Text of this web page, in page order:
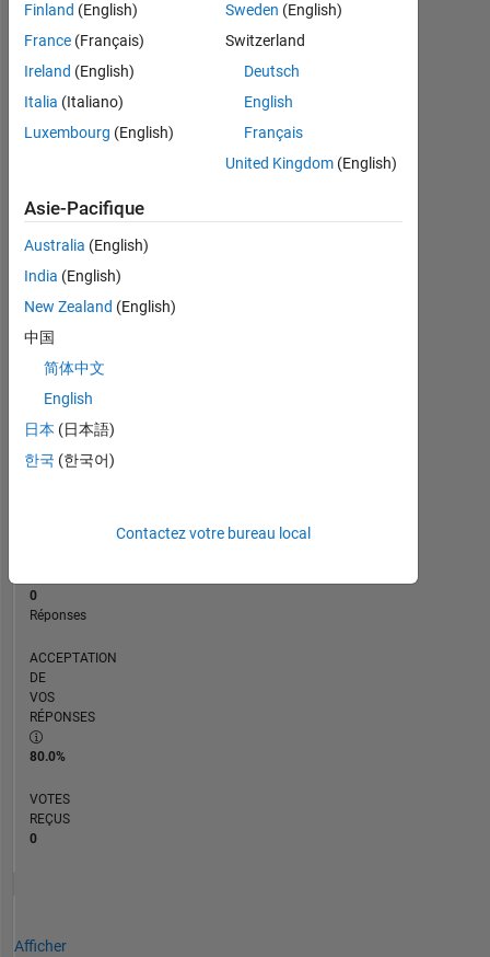
CONTRIBUTIONS
0
2
3
5
RANG
176
025
RÉPUTATION
CONTRIBUTIONS
0
Réponses
ACCEPTATION
DE
VOS
RÉPONSES
80.0%
VOTES
REÇUS
0
Afficher
Finland (English)
France (Français)
Ireland (English)
Italia (Italiano)
Luxembourg (English)
Sweden (English)
Switzerland
Deutsch
English
Français
United Kingdom(English)
Asie-Pacifique
Australia (English)
India (English)
New Zealand (English)
中国
简体中文
English
日本 (日本語)
한국 (한국어)
Contactez votre bureau local